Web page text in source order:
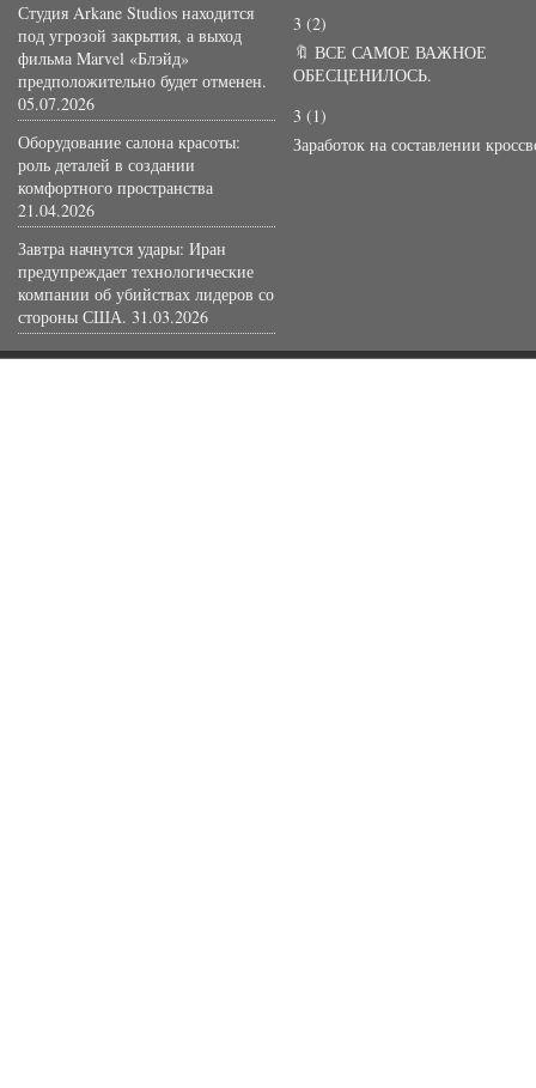
Студия Arkane Studios находится
под угрозой закрытия, а выход
фильма Marvel «Блэйд»
предположительно будет отменен.
05.07.2026
Оборудование салона красоты:
роль деталей в создании
комфортного пространства
21.04.2026
Завтра начнутся удары: Иран
предупреждает технологические
компании об убийствах лидеров со
стороны США. 31.03.2026
3 (2)
🔖 ВСЕ САМОЕ ВАЖНОЕ
ОБЕСЦЕНИЛОСЬ.
3 (1)
Заработок на составлении